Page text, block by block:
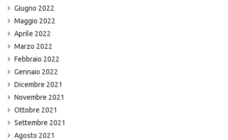
Giugno 2022
Maggio 2022
Aprile 2022
Marzo 2022
Febbraio 2022
Gennaio 2022
Dicembre 2021
Novembre 2021
Ottobre 2021
Settembre 2021
Agosto 2021